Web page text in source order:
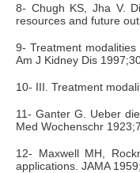
8- Chugh KS, Jha V.
resources and future
9- Treatment
Am J Kidney Dis
10- III. Treatment
11- Ganter G. Ueber
Med Wochenschr
12- Maxwell MH,
applications. JAMA